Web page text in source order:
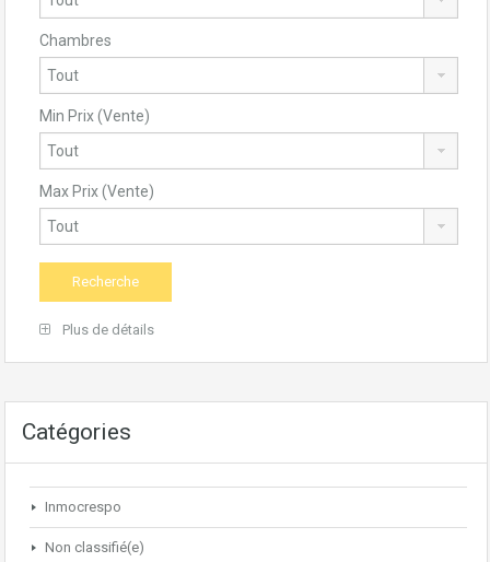
Chambres
Min Prix (Vente)
Max Prix (Vente)
Plus de détails
Catégories
Inmocrespo
Non classifié(e)